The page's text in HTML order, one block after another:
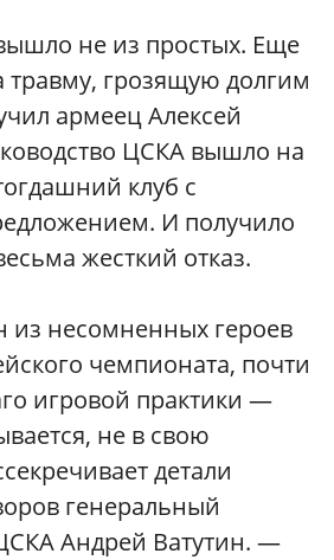
не из простых. Еще
травму, грозящую долгим
армеец Алексей
ЦСКА вышло на
клуб с
И получило
жесткий отказ.
из несомненных героев
чемпионата, почти
игровой практики —
не в свою
детали
генеральный
Андрей Ватутин. —